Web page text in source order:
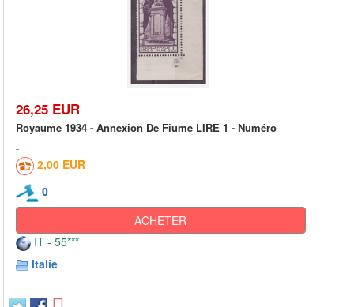
26,25 EUR
Royaume 1934 - Annexion De Fiume LIRE 1 - Numéro
2,00 EUR
0
ACHETER
IT - 55***
Italie